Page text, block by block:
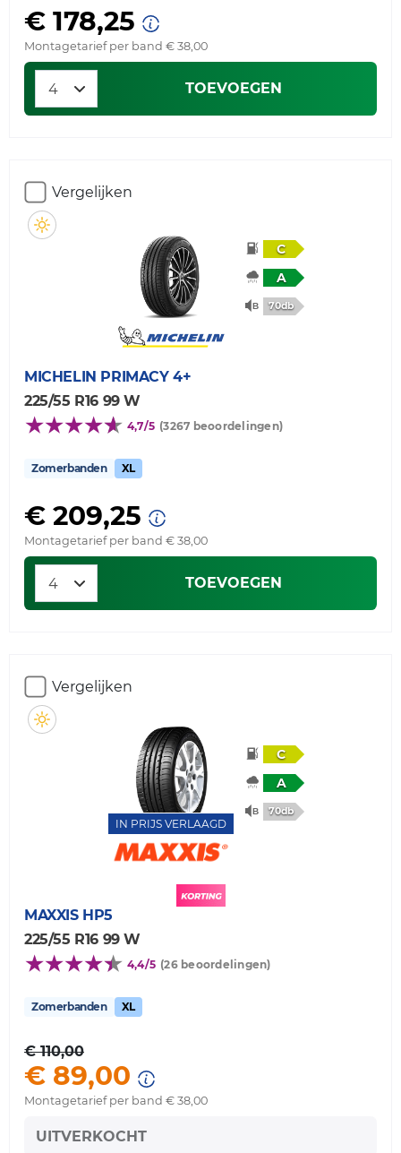
€ 178,25
Montagetarief per band € 38,00
TOEVOEGEN
Vergelijken
C
A
70db
MICHELIN PRIMACY 4+
225/55 R16 99 W
4,7/5 (3267 beoordelingen)
Zomerbanden XL
€ 209,25
Montagetarief per band € 38,00
TOEVOEGEN
Vergelijken
IN PRIJS VERLAAGD
C
A
70db
MAXXIS HP5
225/55 R16 99 W
4,4/5 (26 beoordelingen)
Zomerbanden XL
€ 110,00
€ 89,00
Montagetarief per band € 38,00
UITVERKOCHT